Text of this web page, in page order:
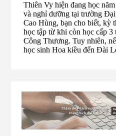
Thiên Vy hiện đang học
và nghỉ dưỡng tại trường
Cao Hùng, bạn cho biết, kỳ
học tập từ khi còn học cấp
Công Thương. Tuy nhiên,
học sinh Hoa kiều đến Đài
chọn học hệ tự túc, học
Loan. Tuy là học hệ tự túc, bạn cũng phải xét tuyển và
thi đại học như các bạn
bù lại, bạn không bị ràng
đại học hợp tác với trường